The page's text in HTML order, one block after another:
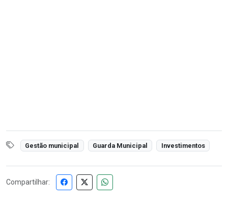
Gestão municipal Guarda Municipal Investimentos
Compartilhar: